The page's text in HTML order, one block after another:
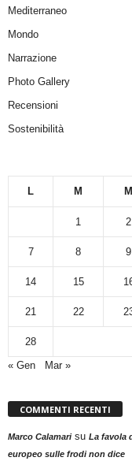
Mediterraneo
Mondo
Narrazione
Photo Gallery
Recensioni
Sostenibilità
L M M
1 2
7 8 9
14 15
21 22
28
« Gen
Mar »
COMMENTI RECENTI
Marco Calamarisu La favola
europeo sulle frodi non dice